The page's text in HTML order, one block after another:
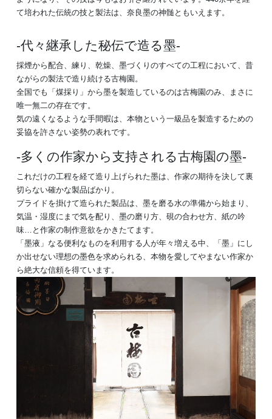
て培われた伝統の技と製法は、奈良墨の神髄ともいえます。
代々継承した秘伝で造る墨
採煙から配合、練り、乾燥、墨づくりのすべての工程において、昔
ながらの製法で造り続ける古梅園。
全国でも「煤採り」から墨を製造しているのは古梅園のみ、まさに
唯一無二の存在です。
気の遠くなるような手間暇は、本物という一級品を製造するための
妥協を許さない姿勢の表れです。
多くの作家から支持される古梅園の墨
これだけの工程を経て造り上げられた墨は、作家の期待を決して裏
切らない確かな製品ばかり。
プライドを掛けて造られた製品は、墨を磨る水の準備から始まり、
気温・湿度にまで気を配り、墨の磨り方、硯の合わせ方、紙の吟
味…と作家の制作意欲をかきたてます。
「墨液」なる便利なものを利用する人が年々増える中、「墨」にし
か出せない理想の墨色を求められる、本物を愛してやまない作家か
ら絶大な信頼を得ています。